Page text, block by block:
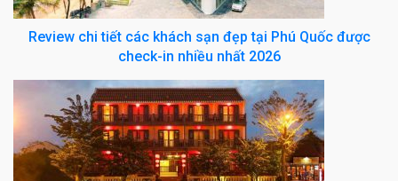
Review chi tiết các khách sạn đẹp tại Phú Quốc được
check-in nhiều nhất 2026